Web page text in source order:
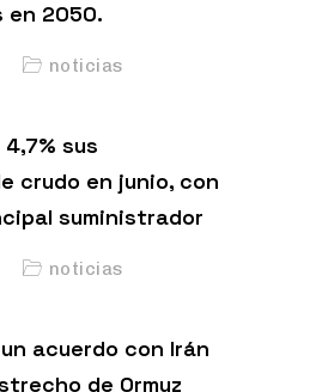
en 2050.
noticias
sus
crudo en junio, con
suministrador
noticias
acuerdo con Irán
de Ormuz